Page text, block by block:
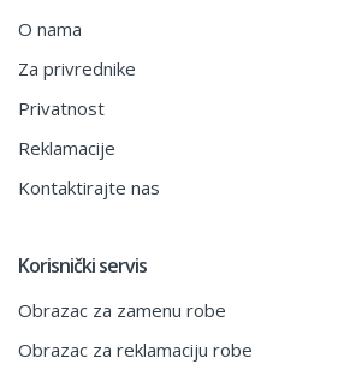
O nama
Za privrednike
Privatnost
Reklamacije
Kontaktirajte nas
Korisnički servis
Obrazac za zamenu robe
Obrazac za reklamaciju robe